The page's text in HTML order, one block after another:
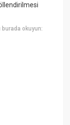
burada okuyun: